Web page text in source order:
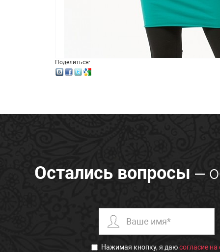
Поделиться:
Остались вопросы –
Нажимая кнопку, я даюсогласие